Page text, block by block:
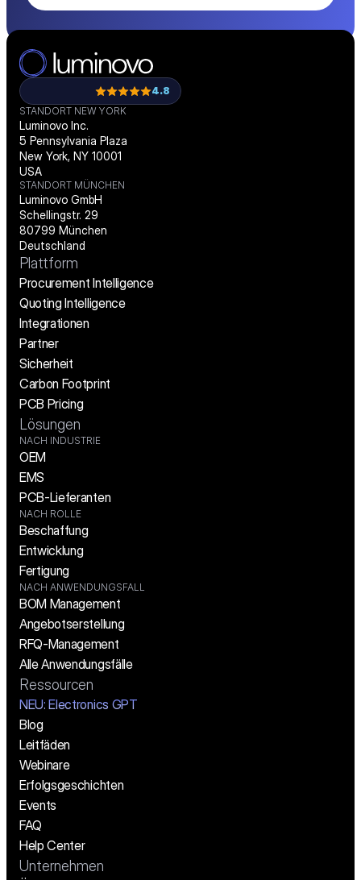
4.8
STANDORT NEW YORK
Luminovo Inc.
5 Pennsylvania Plaza
New York, NY 10001
USA
STANDORT MÜNCHEN
Luminovo GmbH
Schellingstr. 29
80799 München
Deutschland
Plattform
Procurement Intelligence
Quoting Intelligence
Integrationen
Partner
Sicherheit
Carbon Footprint
PCB Pricing
Lösungen
NACH INDUSTRIE
OEM
EMS
PCB-Lieferanten
NACH ROLLE
Beschaffung
Entwicklung
Fertigung
NACH ANWENDUNGSFALL
BOM Management
Angebotserstellung
RFQ-Management
Alle Anwendungsfälle
Ressourcen
NEU: Electronics GPT
Blog
Leitfäden
Webinare
Erfolgsgeschichten
Events
FAQ
Help Center
Unternehmen